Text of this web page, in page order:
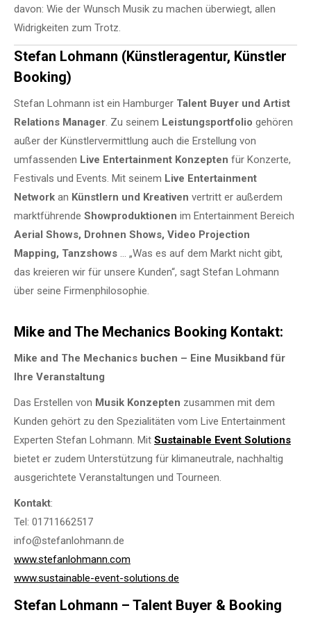
davon: Wie der Wunsch Musik zu machen überwiegt, allen
Widrigkeiten zum Trotz.
Stefan Lohmann (Künstleragentur, Künstler
Booking)
Stefan Lohmann ist ein Hamburger Talent Buyer und Artist
Relations Manager. Zu seinem Leistungsportfolio gehören
außer der Künstlervermittlung auch die Erstellung von
umfassenden Live Entertainment Konzepten für Konzerte,
Festivals und Events. Mit seinem Live Entertainment
Network an Künstlern und Kreativen vertritt er außerdem
marktführende Showproduktionen im Entertainment Bereich
Aerial Shows, Drohnen Shows, Video Projection
Mapping, Tanzshows … „Was es auf dem Markt nicht gibt,
das kreieren wir für unsere Kunden“, sagt Stefan Lohmann
über seine Firmenphilosophie.
Mike and The Mechanics Booking Kontakt:
Mike and The Mechanics buchen – Eine Musikband für
Ihre Veranstaltung
Das Erstellen von Musik Konzepten zusammen mit dem
Kunden gehört zu den Spezialitäten vom Live Entertainment
Experten Stefan Lohmann. Mit Sustainable Event Solutions
bietet er zudem Unterstützung für klimaneutrale, nachhaltig
ausgerichtete Veranstaltungen und Tourneen.
Kontakt:
Tel: 01711662517
info@stefanlohmann.de
www.stefanlohmann.com
www.sustainable-event-solutions.de
Stefan Lohmann – Talent Buyer & Booking